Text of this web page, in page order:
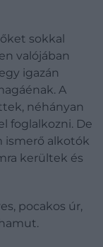
sokkal
valójában
igazán
A
néhányan
foglalkozni. De
ismerő alkotók
kerültek és
pocakos úr,